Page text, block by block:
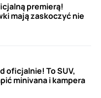
premierą!
mają zaskoczyć nie
oficjalnie! To SUV,
minivana i kampera